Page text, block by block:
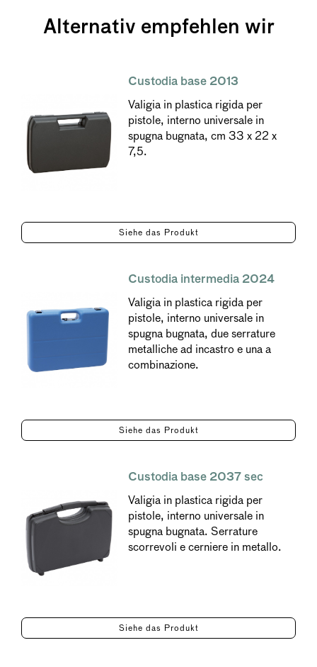
Alternativ empfehlen wir
Custodia base 2013
Valigia in plastica rigida per
pistole, interno universale in
spugna bugnata, cm 33 x 22 x
7,5.
Siehe das Produkt
Custodia intermedia 2024
Valigia in plastica rigida per
pistole, interno universale in
spugna bugnata, due serrature
metalliche ad incastro e una a
combinazione.
Siehe das Produkt
Custodia base 2037 sec
Valigia in plastica rigida per
pistole, interno universale in
spugna bugnata. Serrature
scorrevoli e cerniere in metallo.
Siehe das Produkt